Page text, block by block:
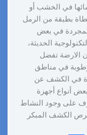
في الخشب أو
بطبقة من الرمل
المجردة في بعض
الحديثة،
الارضة تفضل
في مناطق
في الكشف عن
أنواع أجهزة
على وجود النشاط
الكشف المبكر